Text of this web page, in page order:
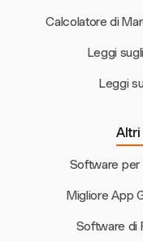
Calcolatore di
Leggi
Leggi
Altri
Software per
Migliore App
Software di